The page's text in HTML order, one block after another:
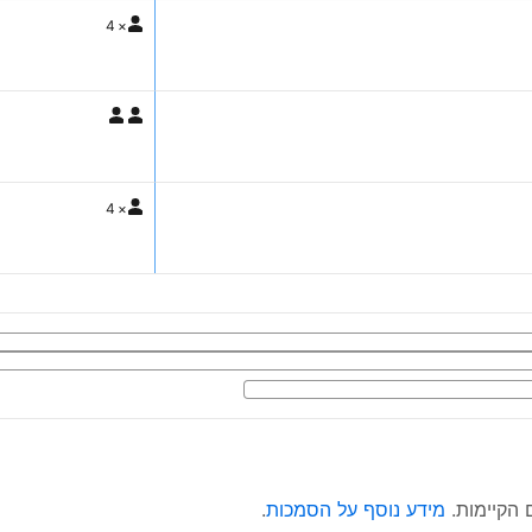
×
4
×
4
מידע נוסף על הסמכות.